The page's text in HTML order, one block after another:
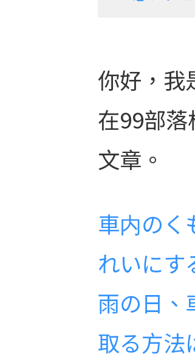
你好，我
在99部
文章。
車内のく
れいにす
雨の日、
取る方法